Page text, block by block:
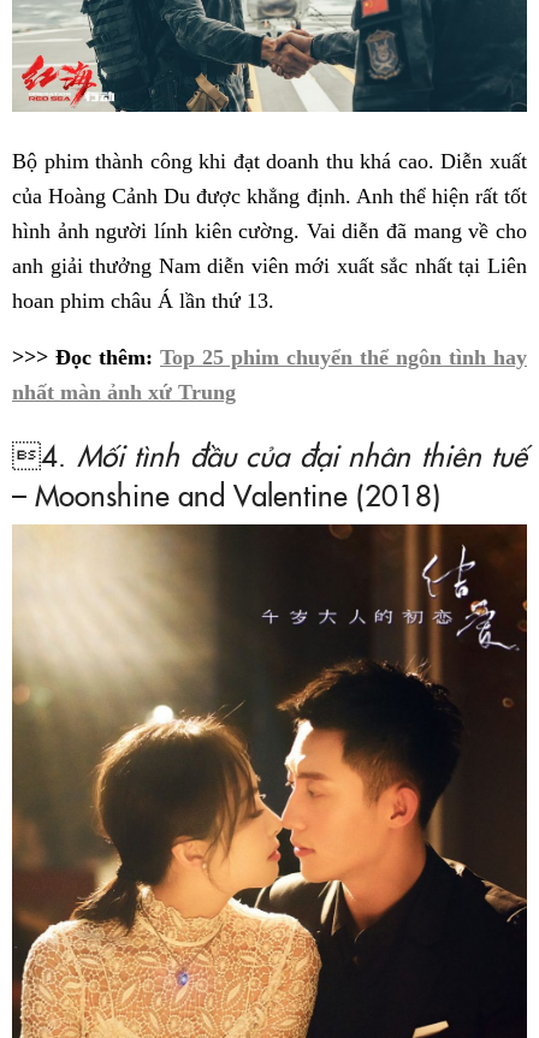
Bộ phim thành công khi đạt doanh thu khá cao. Diễn xuất
của Hoàng Cảnh Du được khẳng định. Anh thể hiện rất tốt
hình ảnh người lính kiên cường. Vai diễn đã mang về cho
anh giải thưởng Nam diễn viên mới xuất sắc nhất tại Liên
hoan phim châu Á lần thứ 13.
>>> Đọc thêm: Top 25 phim chuyển thể ngôn tình hay
nhất màn ảnh xứ Trung
4. Mối tình đầu của đại nhân thiên tuế
– Moonshine and Valentine (2018)